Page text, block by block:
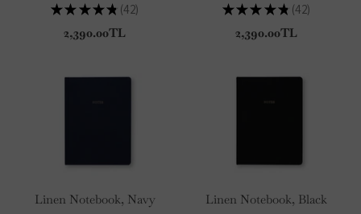
★ ★ ★ ★ ★ 42
42
2,390.00TL
★ ★ ★ ★ ★ 42
42
2,390.00TL
Linen Notebook, Navy
Linen Notebook, Black